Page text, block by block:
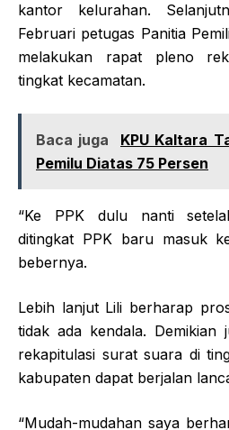
kantor kelurahan.
Februari petugas Panitia
melakukan rapat pleno
tingkat kecamatan.
Baca juga
KPU Kaltara
Pemilu Diatas 75 Persen
“Ke PPK dulu nanti
ditingkat PPK baru masuk
bebernya.
Lebih lanjut Lili berharap
tidak ada kendala. Demikian
rekapitulasi surat suara di
kabupaten dapat berjalan
“Mudah-mudahan saya